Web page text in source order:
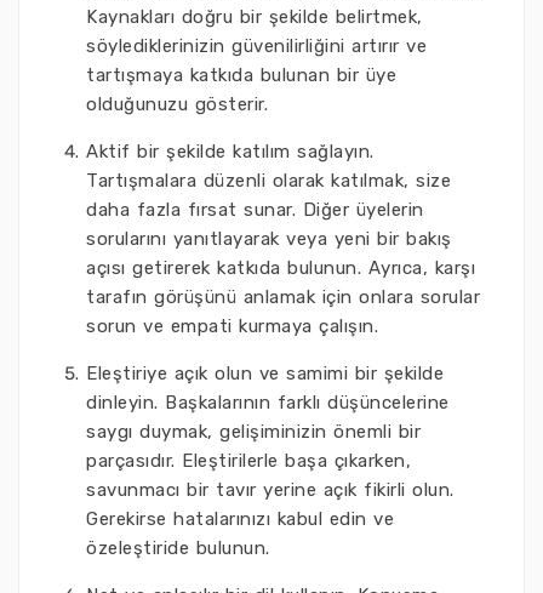
Kaynakları doğru bir şekilde belirtmek,
söylediklerinizin güvenilirliğini artırır ve
tartışmaya katkıda bulunan bir üye
olduğunuzu gösterir.
Aktif bir şekilde katılım sağlayın.
Tartışmalara düzenli olarak katılmak, size
daha fazla fırsat sunar. Diğer üyelerin
sorularını yanıtlayarak veya yeni bir bakış
açısı getirerek katkıda bulunun. Ayrıca, karşı
tarafın görüşünü anlamak için onlara sorular
sorun ve empati kurmaya çalışın.
Eleştiriye açık olun ve samimi bir şekilde
dinleyin. Başkalarının farklı düşüncelerine
saygı duymak, gelişiminizin önemli bir
parçasıdır. Eleştirilerle başa çıkarken,
savunmacı bir tavır yerine açık fikirli olun.
Gerekirse hatalarınızı kabul edin ve
özeleştiride bulunun.